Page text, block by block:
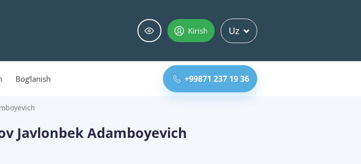
Kirish Uz
Bog‘lanish +99871 237 19 36
Javlonbek Adamboyevich